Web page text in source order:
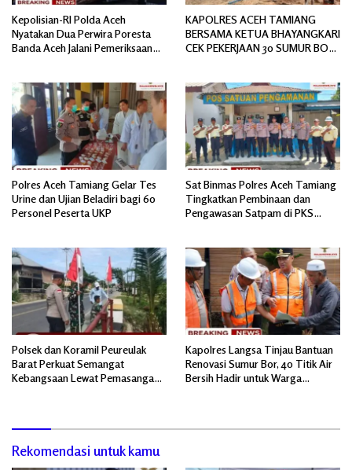
Kepolisian-RI Polda Aceh
Nyatakan Dua Perwira Poresta
Banda Aceh Jalani Pemeriksaan
KAPOLRES ACEH TAMIANG
BERSAMA KETUA BHAYANGKARI
CEK PEKERJAAN 30 SUMUR BOR
Polres Aceh Tamiang Gelar Tes
Urine dan Ujian Beladiri bagi 60
Personel Peserta UKP
Sat Binmas Polres Aceh Tamiang
Tingkatkan Pembinaan dan
Pengawasan Satpam di PKS
Polsek dan Koramil Peureulak
Barat Perkuat Semangat
Kebangsaan Lewat Pemasangan
Kapolres Langsa Tinjau Bantuan
Renovasi Sumur Bor, 40 Titik Air
Bersih Hadir untuk Warga
Rekomendasi untuk kamu